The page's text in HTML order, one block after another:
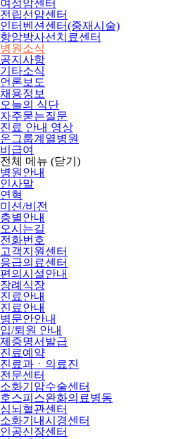
여성암센터
전립선암센터
인터벤션센터(중재시술)
항암방사선치료센터
병원소식
공지사항
기타소식
언론보도
채용정보
오늘의 식단
자주묻는질문
진료 안내 영상
온그룹계열병원
비급여
전체 메뉴 (닫기)
병원안내
인사말
연혁
미션/비전
층별안내
오시는길
전화번호
고객지원센터
응급의료센터
편의시설안내
장례식장
진료안내
진료안내
병문안안내
입/퇴원 안내
제증명서발급
진료예약
진료과ㆍ의료진
전문센터
소화기암수술센터
호스피스완화의료병동
심뇌혈관센터
소화기내시경센터
인공신장센터